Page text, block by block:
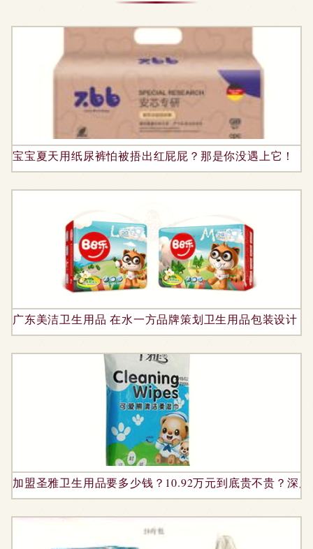
宝宝夏天用纸尿裤怕被捂出红屁屁？那是你没遇上它！
广东美洁卫生用品 在水一方品牌策划卫生用品包装设计
加盟圣雅卫生用品要多少钱？10.92万元到底贵不贵？深